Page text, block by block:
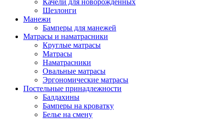
Качели для новорожденных
Шезлонги
Манежи
Бамперы для манежей
Матрасы и наматрасники
Круглые матрасы
Матрасы
Наматрасники
Овальные матрасы
Эргономические матрасы
Постельные принадлежности
Балдахины
Бамперы на кроватку
Белье на смену